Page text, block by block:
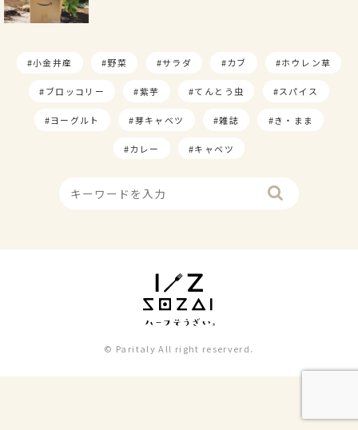
小金井産 野菜 サラダ カブ ホウレン草
ブロッコリー 紫芋 てんとう虫 スパイス
ヨーグルト 芽キャベツ 雑誌 き・まま
カレー キャベツ
© Paritaly All right reserverd.